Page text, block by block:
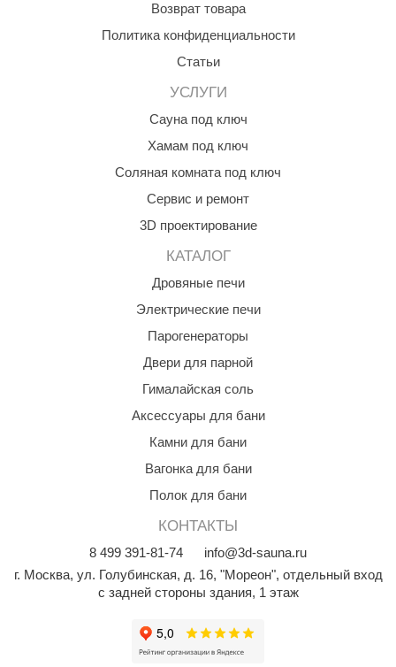
Возврат товара
Политика конфиденциальности
Статьи
УСЛУГИ
Сауна под ключ
Хамам под ключ
Соляная комната под ключ
Сервис и ремонт
3D проектирование
КАТАЛОГ
Дровяные печи
Электрические печи
Парогенераторы
Двери для парной
Гималайская соль
Аксессуары для бани
Камни для бани
Вагонка для бани
Полок для бани
КОНТАКТЫ
8 499 391-81-74
info@3d-sauna.ru
г. Москва, ул. Голубинская, д. 16, "Мореон", отдельный вход
с задней стороны здания, 1 этаж